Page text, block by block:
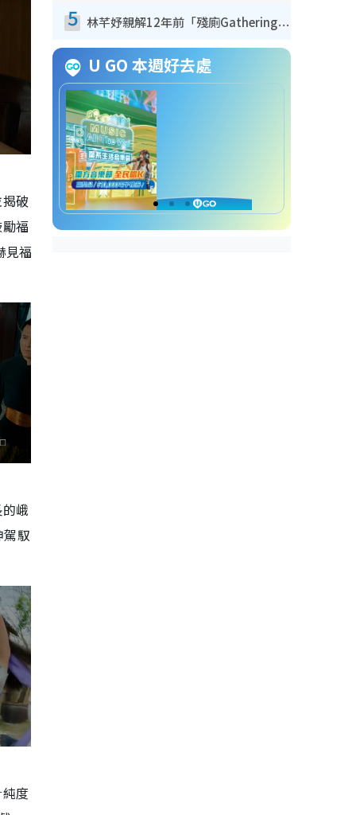
破
福
見福
峨
馭
度
5 林芊妤親解12年前「殘廁Gathering」真相！高層解約一句話重創尊嚴至今拒返TVB
U GO 本週好去處